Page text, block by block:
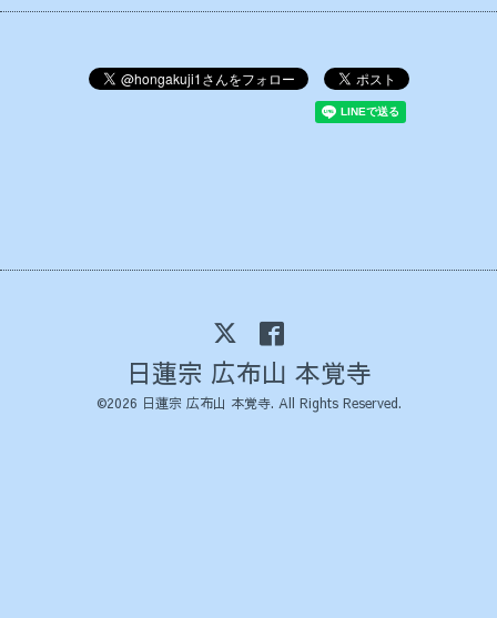
日蓮宗 広布山 本覚寺
©2026 日蓮宗 広布山 本覚寺. All Rights Reserved.